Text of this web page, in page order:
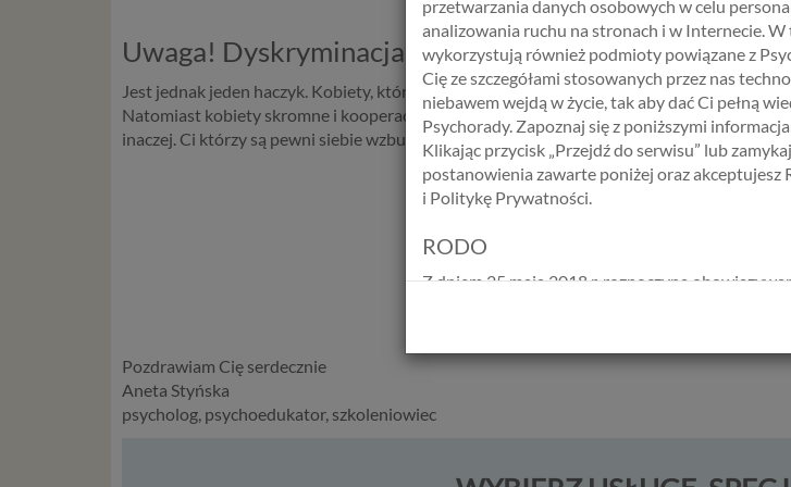
Uwaga! Dyskryminacja.
Jest jednak jeden haczyk. Kobiety, które podczas rozmów wykazują pewność siebie,
Natomiast kobiety skromne i kooperacyjne są postrzegane jako niekompetentne… Ale
inaczej. Ci którzy są pewni siebie wzbudzają sympatię innych i zazwyczaj wybiera się ich
trzymaj się prosto, ale nie bądź
Polecam Ci pakiet
Pozdrawiam Cię serdecznie
Aneta Styńska
psycholog, psychoedukator, szkoleniowiec
przetwarzania danych osobowych w celu
analizowania ruchu na stronach i w Internecie.
wykorzystują również podmioty powiązane z
Cię ze szczegółami stosowanych przez nas
niebawem wejdą w życie, tak aby dać Ci pełną
Psychorady. Zapoznaj się z poniższymi
Klikając przycisk „Przejdź do serwisu” lub
postanowienia zawarte poniżej oraz akceptujesz
i Politykę Prywatności.
RODO
Z dniem 25 maja 2018 r. rozpoczyna
Europejskiego i Rady (UE) 2016/679 z dnia 27
osób fizycznych w związku z przetwarzaniem
swobodnego przepływu takich danych oraz
wprowadza szereg zmian w zasadach